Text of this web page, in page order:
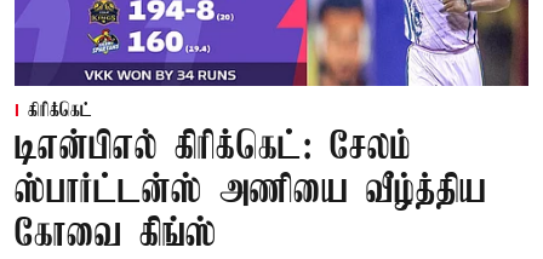
கிரிக்கெட்
டிஎன்பிஎல் கிரிக்கெட்: சேலம்
ஸ்பார்ட்டன்ஸ் அணியை வீழ்த்திய
கோவை கிங்ஸ்